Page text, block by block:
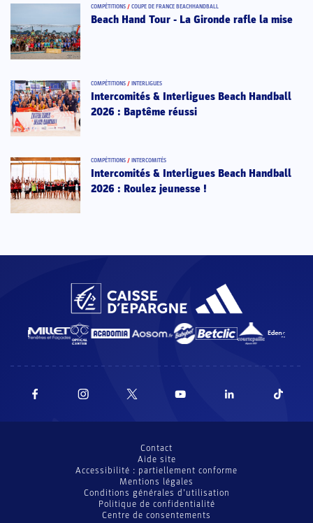
COMPÉTITIONS / COUPE DE FRANCE BEACHHANDBALL
Beach Hand Tour - La Gironde rafle la mise
COMPÉTITIONS / INTERLIGUES
Intercomités & Interligues Beach Handball
2026 : Baptême réussi
COMPÉTITIONS / INTERCOMITÉS
Intercomités & Interligues Beach Handball
2026 : Roulez jeunesse !
Contact
Aide site
Accessibilité : partiellement conforme
Mentions légales
Conditions générales d’utilisation
Politique de confidentialité
Centre de consentements